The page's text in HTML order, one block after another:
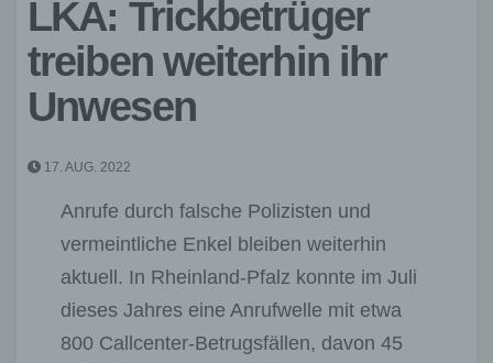
LKA: Trickbetrüger
treiben weiterhin ihr
Unwesen
17. AUG. 2022
Anrufe durch falsche Polizisten und
vermeintliche Enkel bleiben weiterhin
aktuell. In Rheinland-Pfalz konnte im Juli
dieses Jahres eine Anrufwelle mit etwa
800 Callcenter-Betrugsfällen, davon 45